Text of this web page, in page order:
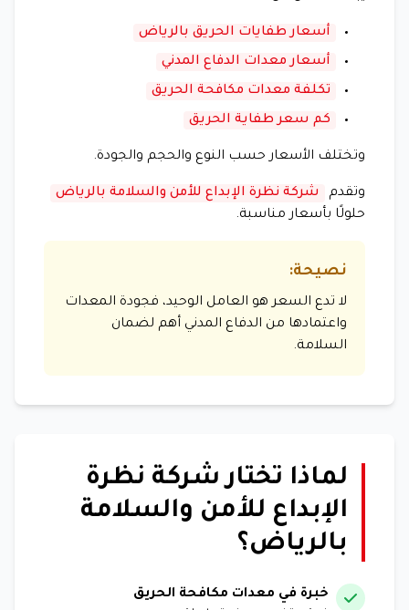
أسعار طفايات الحريق بالرياض
أسعار معدات الدفاع المدني
تكلفة معدات مكافحة الحريق
كم سعر طفاية الحريق
وتختلف الأسعار حسب النوع والحجم والجودة.
وتقدم
شركة نظرة الإبداع للأمن والسلامة بالرياض
حلولًا بأسعار مناسبة.
نصيحة:
لا تدع السعر هو العامل الوحيد، فجودة المعدات
واعتمادها من الدفاع المدني أهم لضمان
السلامة.
لماذا تختار شركة نظرة
الإبداع للأمن والسلامة
بالرياض؟
خبرة في معدات مكافحة الحريق